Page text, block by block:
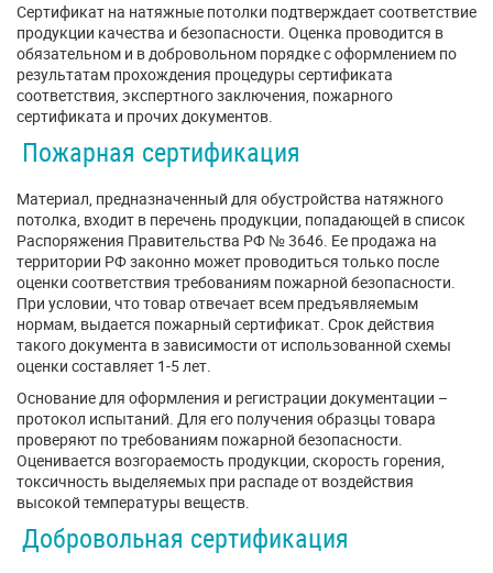
Сертификат на натяжные потолки подтверждает соответствие
продукции качества и безопасности. Оценка проводится в
обязательном и в добровольном порядке с оформлением по
результатам прохождения процедуры сертификата
соответствия, экспертного заключения, пожарного
сертификата и прочих документов.
Пожарная сертификация
Материал, предназначенный для обустройства натяжного
потолка, входит в перечень продукции, попадающей в список
Распоряжения Правительства РФ № 3646. Ее продажа на
территории РФ законно может проводиться только после
оценки соответствия требованиям пожарной безопасности.
При условии, что товар отвечает всем предъявляемым
нормам, выдается пожарный сертификат. Срок действия
такого документа в зависимости от использованной схемы
оценки составляет 1-5 лет.
Основание для оформления и регистрации документации –
протокол испытаний. Для его получения образцы товара
проверяют по требованиям пожарной безопасности.
Оценивается возгораемость продукции, скорость горения,
токсичность выделяемых при распаде от воздействия
высокой температуры веществ.
Добровольная сертификация